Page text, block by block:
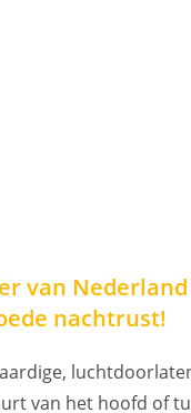
van
nachtrust!
van het hoofd of